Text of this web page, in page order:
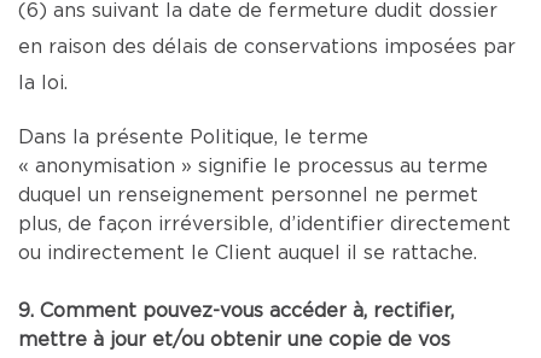
(6) ans suivant la date de fermeture dudit dossier
en raison des délais de conservations imposées par
la loi.
Dans la présente Politique, le terme
« anonymisation » signifie le processus au terme
duquel un renseignement personnel ne permet
plus, de façon irréversible, d’identifier directement
ou indirectement le Client auquel il se rattache.
9. Comment pouvez-vous accéder à, rectifier,
mettre à jour et/ou obtenir une copie de vos